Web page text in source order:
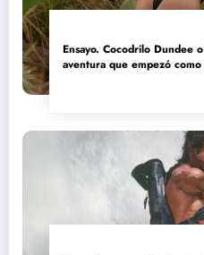
Ensayo. Cocodrilo Dundee
aventura que empezó